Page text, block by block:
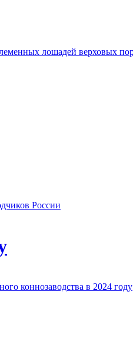
лошадей верховых
России
коннозаводства в 2024 году